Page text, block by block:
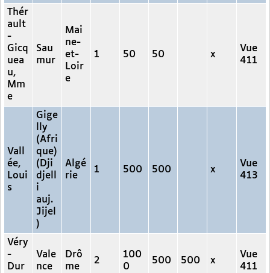
Thér
ault
-
Gicq
uea
u,
Mm
e
Sau
mur
Mai
ne-
et-
Loir
e
1 50 50 x
Vue
411
Vall
ée,
Loui
s
Gige
lly
(Afri
que)
(Dji
djell
i
auj.
Jijel
)
Algé
rie
1 500 500 x
Vue
413
Véry
-
Dur
Vale
nce
Drô
me
2
100
0
500 500 x
Vue
411